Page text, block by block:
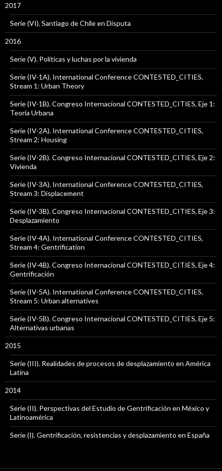
2017
Serie (VI). Santiago de Chile en Disputa
2016
Serie (V). Políticas y luchas por la vivienda
Serie (IV-1A). International Conference CONTESTED_CITIES,
Stream 1: Urban Theory
Serie (IV-1B). Congreso Internacional CONTESTED_CITIES, Eje 1:
Teoría Urbana
Serie (IV-2A). International Conference CONTESTED_CITIES,
Stream 2: Housing
Serie (IV-2B). Congreso Internacional CONTESTED_CITIES, Eje 2:
Vivienda
Serie (IV-3A). International Conference CONTESTED_CITIES,
Stream 3: Displacement
Serie (IV-3B). Congreso Internacional CONTESTED_CITIES, Eje 3:
Desplazamiento
Serie (IV-4A). International Conference CONTESTED_CITIES,
Stream 4: Gentrification
Serie (IV-4B). Congreso Internacional CONTESTED_CITIES, Eje 4:
Gentrificación
Serie (IV-5A). International Conference CONTESTED_CITIES,
Stream 5: Urban alternatives
Serie (IV-5B). Congreso Internacional CONTESTED_CITIES, Eje 5:
Alternativas urbanas
2015
Serie (III). Realidades de procesos de desplazamiento en América
Latina
2014
Serie (II). Perspectivas del Estudio de Gentrificación en México y
Latinoamérica
Serie (I). Gentrificación, resistencias y desplazamiento en España